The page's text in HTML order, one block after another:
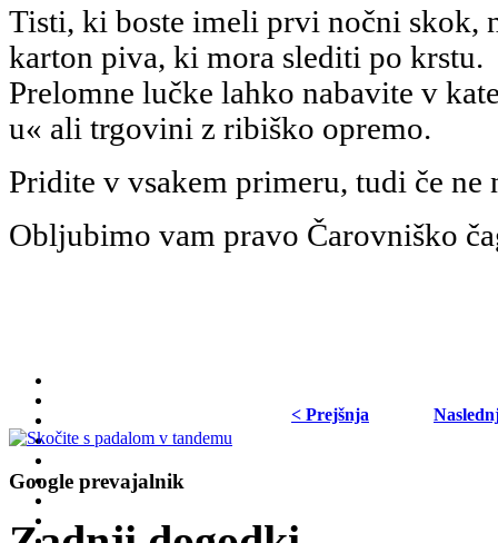
Tisti, ki boste imeli prvi nočni skok,
karton piva, ki mora slediti po krstu.
Prelomne lučke lahko nabavite v
u« ali trgovini z ribiško opremo.
Pridite v vsakem primeru, tudi če ne
Obljubimo vam pravo Čarovniško
< Prejšnja
Google prevajalnik